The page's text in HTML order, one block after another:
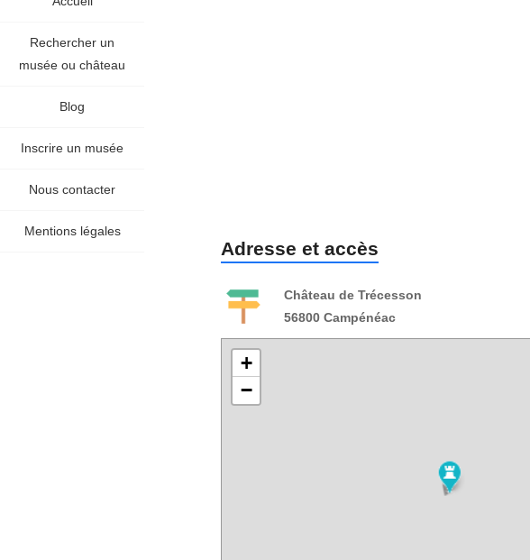
Rechercher un
musée ou château
Blog
Inscrire un musée
Nous contacter
Mentions légales
Adresse et accès
Château de Trécesson
56800 Campénéac
+
−